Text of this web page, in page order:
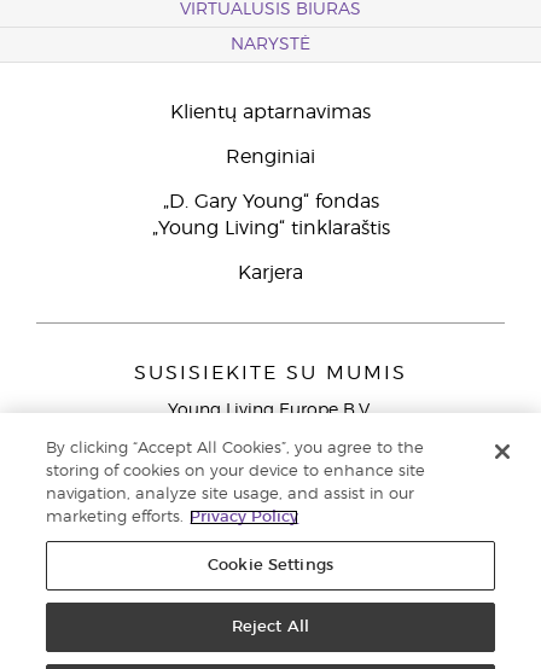
VIRTUALUSIS BIURAS
NARYSTĖ
Klientų aptarnavimas
Renginiai
„D. Gary Young“ fondas
„Young Living“ tinklaraštis
Karjera
SUSISIEKITE SU MUMIS
Young Living Europe B.V.
9727 AJ Groningen
Klientų aptarnavimas (nemokami skambučiai iš laidinių
telefonų Lietuvoje)80030914
Privatumo politika
By clicking “Accept All Cookies”, you agree to the
storing of cookies on your device to enhance site
navigation, analyze site usage, and assist in our
marketing efforts.
Privacy Policy
Cookie Settings
Reject All